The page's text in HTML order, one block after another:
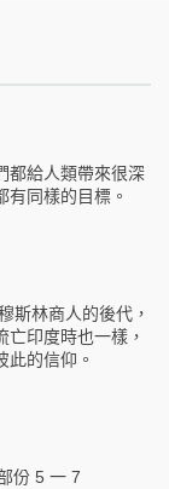
都給人類帶來很深
有同樣的目標。
斯林商人的後代，
印度時也一樣，
此的信仰。
份 5 一 7